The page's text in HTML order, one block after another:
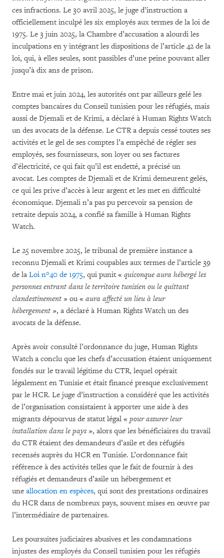
ces infractions. Le 30 avril 2025, le juge d’instruction a
officiellement inculpé les six employés aux termes de la loi de
1975. Le 3 juin 2025, la Chambre d’accusation a alourdi les
inculpations en y intégrant les dispositions de l’article 42 de la
loi, qui, à elles seules, sont passibles d’une peine pouvant aller
jusqu’à dix ans de prison.
Entre mai et juin 2024, les autorités ont par ailleurs gelé les
comptes bancaires du Conseil tunisien pour les réfugiés, mais
aussi de Djemali et de Krimi, a déclaré à Human Rights Watch
un des avocats de la défense. Le CTR a depuis cessé toutes ses
activités et le gel de ses comptes l’a empêché de régler ses
employés, ses fournisseurs, son loyer ou ses factures
d’électricité, ce qui fait qu’il est endetté, a précisé un
avocat. Les comptes de Djemali et de Krimi demeurent gelés,
ce qui les prive d’accès à leur argent et les met en difficulté
économique. Djemali n’a pas pu percevoir sa pension de
retraite depuis 2024, a confié sa famille à Human Rights
Watch.
Le 25 novembre 2025, le tribunal de première instance a
reconnu Djemali et Krimi coupables aux termes de l’article 39
de la Loi n°40 de 1975, qui punit « quiconque aura hébergé les
personnes entrant dans le territoire tunisien ou le quittant
clandestinement » ou « aura affecté un lieu à leur
hébergement », a déclaré à Human Rights Watch un des
avocats de la défense.
Après avoir consulté l’ordonnance du juge, Human Rights
Watch a conclu que les chefs d’accusation étaient uniquement
fondés sur le travail légitime du CTR, lequel opérait
légalement en Tunisie et était financé presque exclusivement
par le HCR. Le juge d’instruction a considéré que les activités
de l’organisation consistaient à apporter une aide à des
migrants dépourvus de statut légal « pour assurer leur
installation dans le pays», alors que les bénéficiaires du travail
du CTR étaient des demandeurs d’asile et des réfugiés
recensés auprès du HCR en Tunisie. L’ordonnance fait
référence à des activités telles que le fait de fournir à des
réfugiés et demandeurs d’asile un hébergement et
une allocation en espèces, qui sont des prestations ordinaires
du HCR dans de nombreux pays, souvent mises en œuvre par
l’intermédiaire de partenaires.
Les poursuites judiciaires abusives et les condamnations
injustes des employés du Conseil tunisien pour les réfugiés